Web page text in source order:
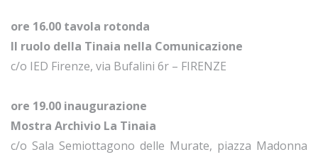
ore 16.00 tavola rotonda
Il ruolo della Tinaia nella Comunicazione
c/o IED Firenze, via Bufalini 6r – FIRENZE
ore 19.00 inaugurazione
Mostra Archivio La Tinaia
c/o Sala Semiottagono delle Murate, piazza Madonna